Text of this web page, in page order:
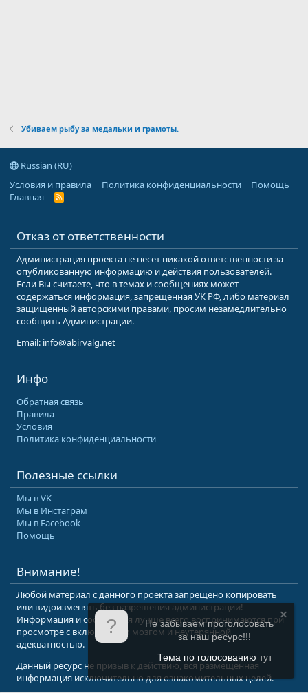
Убиваем рыбу за медальки и грамоты.
Russian (RU)
Условия и правила
Политика конфиденциальности
Помощь
Главная
R
Отказ от ответственности
Администрация проекта не несет никакой ответственности за
опубликованную информацию и действия пользователей.
Если Вы считаете, что в темах и сообщениях может
содержаться информация, запрещенная УК РФ, либо материал
защищенный авторскими правами, просим незамедлительно
сообщить Администрации.
Email: info@abirvalg.net
Инфо
Обратная связь
Правила
Условия
Политика конфиденциальности
Полезные ссылки
Мы в VK
Мы в Инстаграм
Мы в Facebook
Помощь
Внимание!
Любой материал с данного проекта запрещено копировать
или видоизменять без разрешения администрации!
Информация и сообщения лучше всего воспринимаются при
просмотре с включенным мозгом и неутерянной
адекватностью.
Данный ресурс не призыв к действию, вся размещенная
информация исключительно для ознакомительных целей.
Не забываем проголосовать
за наш ресурс!!!
Тема по голосованию тут